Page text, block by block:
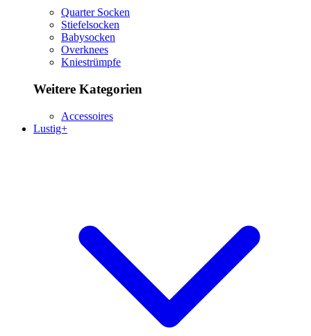
Quarter Socken
Stiefelsocken
Babysocken
Overknees
Kniestrümpfe
Weitere Kategorien
Accessoires
Lustig+